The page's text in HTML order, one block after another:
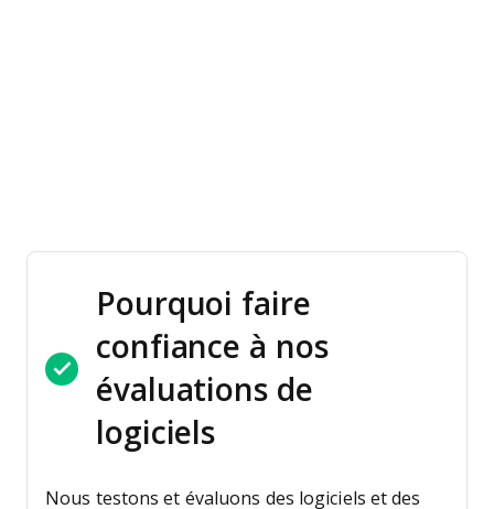
Pourquoi faire
confiance à nos
évaluations de
logiciels
Nous testons et évaluons des logiciels et des